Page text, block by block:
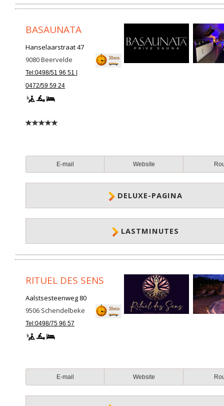
BASAUNATA
Hanselaarstraat 47
9080Beervelde
Tel:0498/51 96 51 |
0472/59 59 24
E-mail Website
DELUXE-PAGINA
LASTMINUTES
RITUEL DES SENS
Aalstsesteenweg 80
9506 Schendelbeke
Tel:0498/75 96 57
E-mail Website